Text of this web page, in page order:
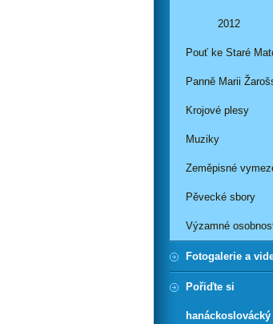
2012
Pouť ke Staré
Panně Marii
Krojové plesy
Muziky
Zeměpisné
Pěvecké sbory
Výzamné
Fotogalerie a
Pořiďte si